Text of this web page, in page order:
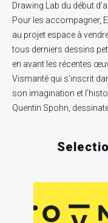
Drawing Lab du début
Pour les accompagner,
au projet espace à
tous derniers dessins
en avant les récentes
Vismanté qui s’inscrit
son imagination et
Quentin Spohn ,